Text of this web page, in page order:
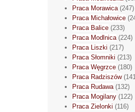
Praca Morawica(247)
Praca Michałowice
Praca Balice (233)
Praca Modlnica(224)
Praca Liszki (217)
Praca Słomniki (213)
Praca Węgrzce (180)
Praca Radziszów
Praca Rudawa(132)
Praca Mogilany (122)
Praca Zielonki (116)